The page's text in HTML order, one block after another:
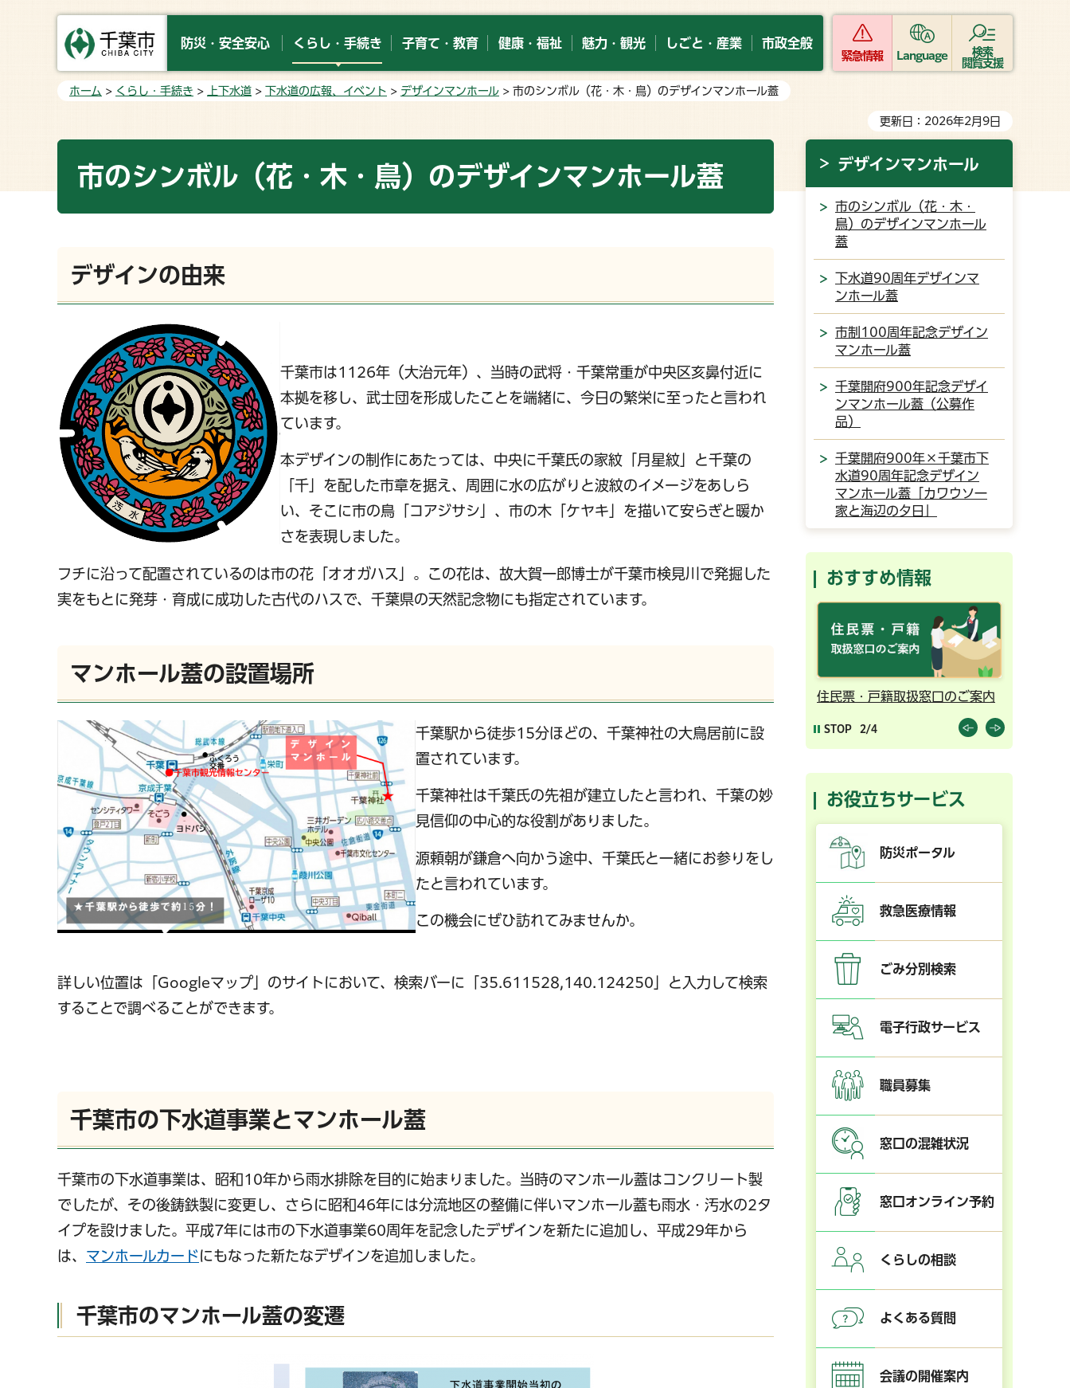
防災・安全安心 くらし・手続き 子育て・教育 健康・福祉 魅力・観光 しごと・産業 市政全般
緊急情報 Language
検索
閲覧支援
ホーム > くらし・手続き > 上下水道 > 下水道の広報、イベント > デザインマンホール > 市のシンボル（花・木・鳥）のデザインマンホール蓋
更新日：2026年2月9日
市のシンボル（花・木・鳥）のデザインマンホール蓋
デザインの由来
​​​​​千葉市は1126年（大治元年）、当時の武将・千葉常重が中央区亥鼻付近に
本拠を移し、武士団を形成したことを端緒に、今日の繁栄に至ったと言われ
ています。
本デザインの制作にあたっては、中央に千葉氏の家紋「月星紋」と千葉の
「千」を配した市章を据え、周囲に水の広がりと波紋のイメージをあしら
い、そこに市の鳥「コアジサシ」、市の木「ケヤキ」を描いて安らぎと暖か
さを表現しました。
フチに沿って配置されているのは市の花「オオガハス」。この花は、故大賀一郎博士が千葉市検見川で発掘した
実をもとに発芽・育成に成功した古代のハスで、千葉県の天然記念物にも指定されています。
マンホール蓋の設置場所
千葉駅から徒歩15分ほどの、千葉神社の大鳥居前に設
置されています。
千葉神社は千葉氏の先祖が建立したと言われ、千葉の妙
見信仰の中心的な役割がありました。
源頼朝が鎌倉へ向かう途中、千葉氏と一緒にお参りをし
たと言われています。
この機会にぜひ訪れてみませんか。
詳しい位置は「Googleマップ」のサイトにおいて、検索バーに「35.611528,140.124250」と入力して検索
することで調べることができます。
千葉市の下水道事業とマンホール蓋
千葉市の下水道事業は、昭和10年から雨水排除を目的に始まりました。当時のマンホール蓋はコンクリート製
でしたが、その後鋳鉄製に変更し、さらに昭和46年には分流地区の整備に伴いマンホール蓋も雨水・汚水の2タ
イプを設けました。平成7年には市の下水道事業60周年を記念したデザインを新たに追加し、平成29年から
は、 マンホールカードにもなった新たなデザインを追加しました。
千葉市のマンホール蓋の変遷
デザインマンホール
市のシンボル（花・木・
鳥）のデザインマンホール
蓋
下水道90周年デザインマ
ンホール蓋
市制100周年記念デザイン
マンホール蓋
千葉開府900年記念デザイ
ンマンホール蓋（公募作
品）
千葉開府900年×千葉市下
水道90周年記念デザイン
マンホール蓋「カワウソ一
家と海辺の夕日」
おすすめ情報
住民票・戸籍取扱窓口のご案内
STOP 2/4
お役立ちサービス
防災ポータル
救急医療情報
ごみ分別検索
電子行政サービス
職員募集
窓口の混雑状況
窓口オンライン予約
くらしの相談
よくある質問
会議の開催案内